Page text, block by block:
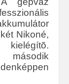
Nikoné,